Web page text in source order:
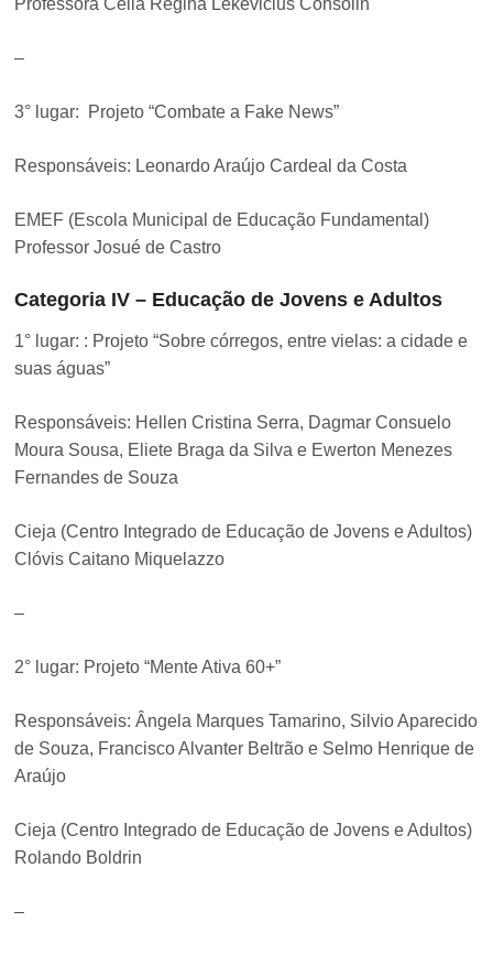
–
3° lugar: Projeto “Combate a Fake News”
Responsáveis: Leonardo Araújo Cardeal da Costa
EMEF (Escola Municipal de Educação Fundamental)
Professor Josué de Castro
Categoria IV – Educação de Jovens e Adultos
1° lugar: : Projeto “Sobre córregos, entre vielas: a cidade e
suas águas”
Responsáveis: Hellen Cristina Serra, Dagmar Consuelo
Moura Sousa, Eliete Braga da Silva e Ewerton Menezes
Fernandes de Souza
Cieja (Centro Integrado de Educação de Jovens e Adultos)
Clóvis Caitano Miquelazzo
–
2° lugar: Projeto “Mente Ativa 60+”
Responsáveis: Ângela Marques Tamarino, Silvio Aparecido
de Souza, Francisco Alvanter Beltrão e Selmo Henrique de
Araújo
Cieja (Centro Integrado de Educação de Jovens e Adultos)
Rolando Boldrin
–